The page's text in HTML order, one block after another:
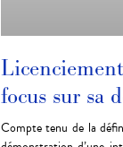
focus sur sa
Compte tenu de la